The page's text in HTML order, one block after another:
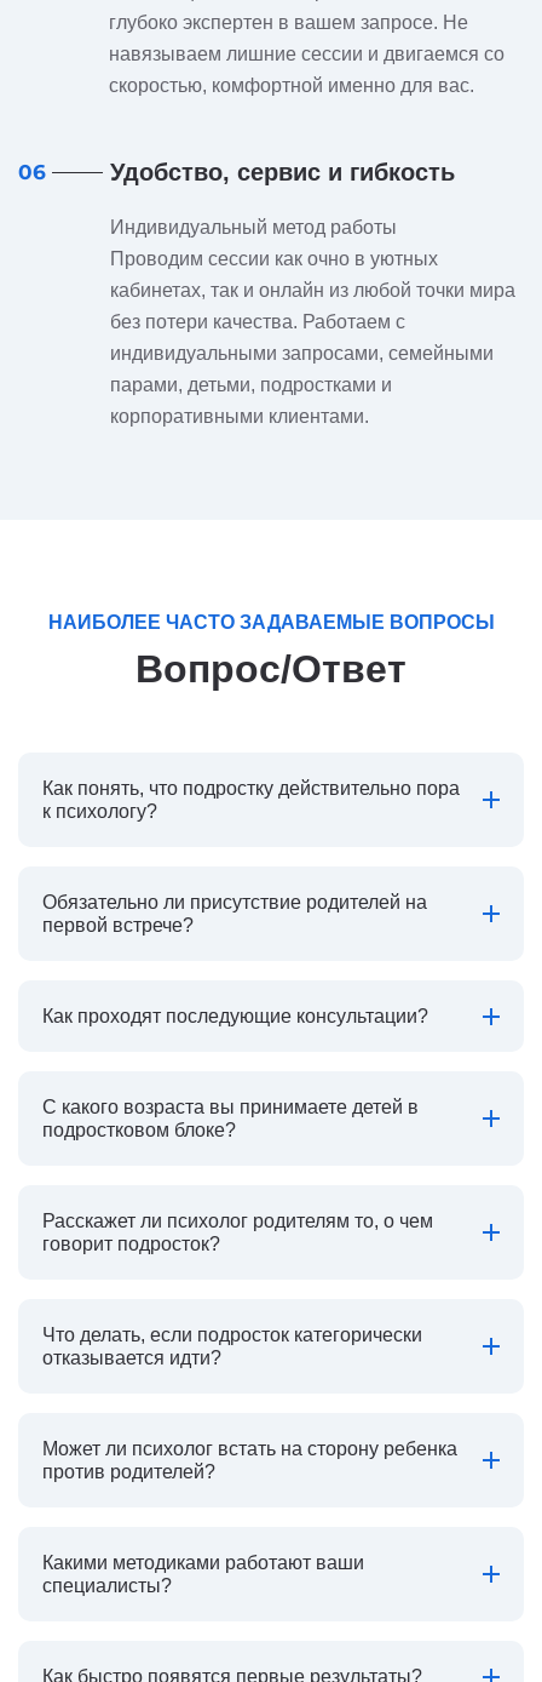
глубоко экспертен в вашем запросе. Не
навязываем лишние сессии и двигаемся со
скоростью, комфортной именно для вас.
06 Удобство, сервис и гибкость
Индивидуальный метод работы
Проводим сессии как очно в уютных
кабинетах, так и онлайн из любой точки мира
без потери качества. Работаем с
индивидуальными запросами, семейными
парами, детьми, подростками и
корпоративными клиентами.
НАИБОЛЕЕ ЧАСТО ЗАДАВАЕМЫЕ ВОПРОСЫ
Вопрос/Ответ
Как понять, что подростку действительно пора
к психологу?
Обязательно ли присутствие родителей на
первой встрече?
Как проходят последующие консультации?
С какого возраста вы принимаете детей в
подростковом блоке?
Расскажет ли психолог родителям то, о чем
говорит подросток?
Что делать, если подросток категорически
отказывается идти?
Может ли психолог встать на сторону ребенка
против родителей?
Какими методиками работают ваши
специалисты?
Как быстро появятся первые результаты?